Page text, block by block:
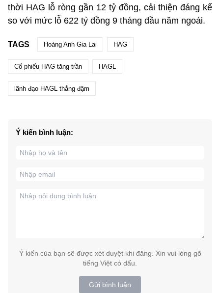
thời HAG lỗ ròng gần 12 tỷ đồng, cải thiện đáng kể
so với mức lỗ 622 tỷ đồng 9 tháng đầu năm ngoái.
TAGS Hoàng Anh Gia Lai HAG
Cổ phiếu HAG tăng trần HAGL
lãnh đạo HAGL thắng đậm
Ý kiến bình luận:
Ý kiến của bạn sẽ được xét duyệt khi đăng. Xin vui lòng gõ
tiếng Việt có dấu.
Gửi bình luận